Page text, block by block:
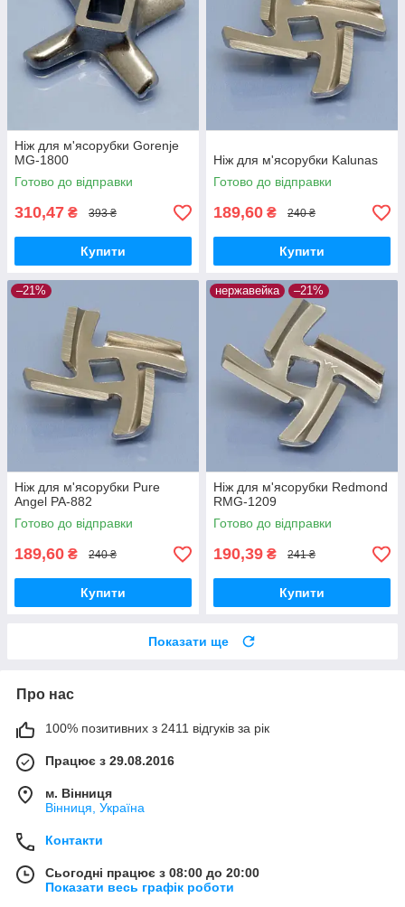
Ніж для м'ясорубки Gorenje
MG-1800
Готово до відправки
310,47 ₴ 393 ₴
Купити
Ніж для м'ясорубки Kalunas
Готово до відправки
189,60 ₴ 240 ₴
Купити
–21%
Ніж для м'ясорубки Pure
Angel PA-882
Готово до відправки
189,60 ₴ 240 ₴
Купити
нержавейка –21%
Ніж для м'ясорубки Redmond
RMG-1209
Готово до відправки
190,39 ₴ 241 ₴
Купити
Показати ще
Про нас
100% позитивних з 2411 відгуків за рік
Працює з 29.08.2016
м. Вінниця
Вінниця, Україна
Контакти
Сьогодні працює з 08:00 до 20:00
Показати весь графік роботи